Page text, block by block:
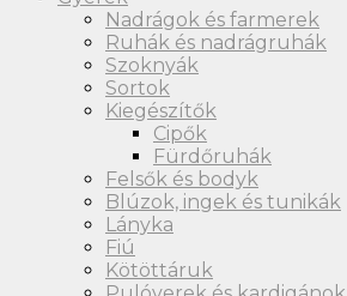
Nadrágok és farmerek
Ruhák és nadrágruhák
Szoknyák
Sortok
Kiegészítők
Cipők
Fürdőruhák
Felsők és bodyk
Blúzok, ingek és tunikák
Lányka
Fiú
Kötöttáruk